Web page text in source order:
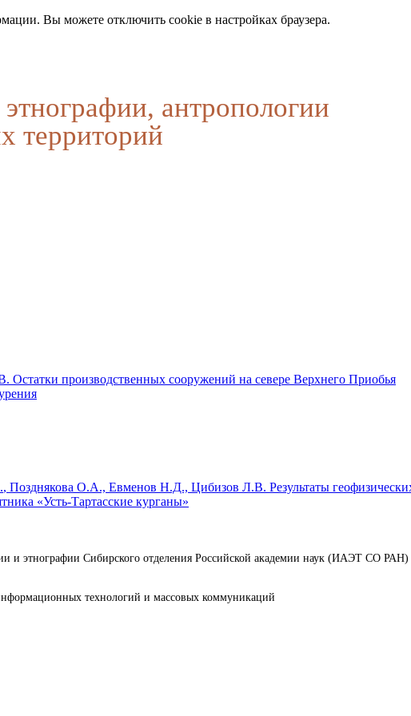
Вы можете отключить cookie в настройках браузера.
антропологии
территорий
Остатки производственных сооружений на севере Верхнего Приобья
, Позднякова О.А., Евменов Н.Д., Цибизов Л.В. Результаты
«Усть-Тартасские курганы»
и этнографии Сибирского отделения Российской академии наук (ИАЭТ СО РАН)
технологий и массовых коммуникаций